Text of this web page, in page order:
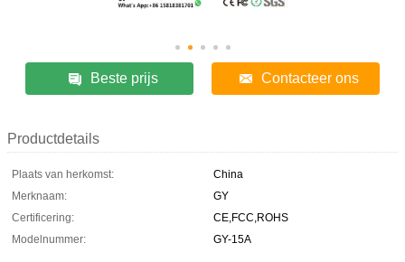
Beste prijs Contacteer ons
Productdetails
Plaats van herkomst:
China
Merknaam:
GY
Certificering:
CE,FCC,ROHS
Modelnummer:
GY-15A